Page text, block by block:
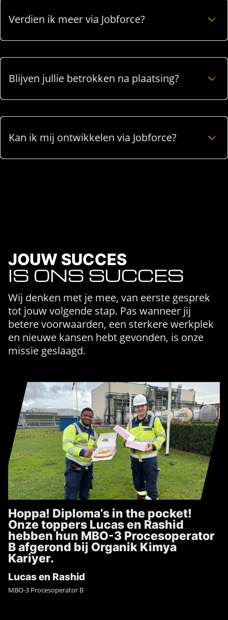
Verdien ik meer via Jobforce?
Blijven jullie betrokken na plaatsing?
Kan ik mij ontwikkelen via Jobforce?
JOUW SUCCES
IS ONS SUCCES
Wij denken met je mee, van eerste gesprek
tot jouw volgende stap. Pas wanneer jij
betere voorwaarden, een sterkere werkplek
en nieuwe kansen hebt gevonden, is onze
missie geslaagd.
Hoppa! Diploma’s in the pocket!
Onze toppers Lucas en Rashid
hebben hun MBO-3 Procesoperator
B afgerond bij Organik Kimya
Kariyer.
Lucas en Rashid
MBO-3 Procesoperator B